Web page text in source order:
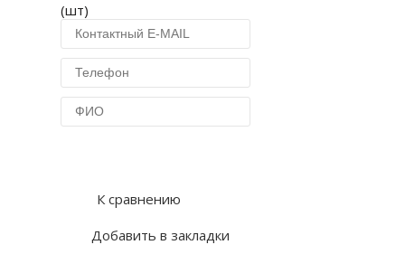
(шт)
К сравнению
Добавить в закладки